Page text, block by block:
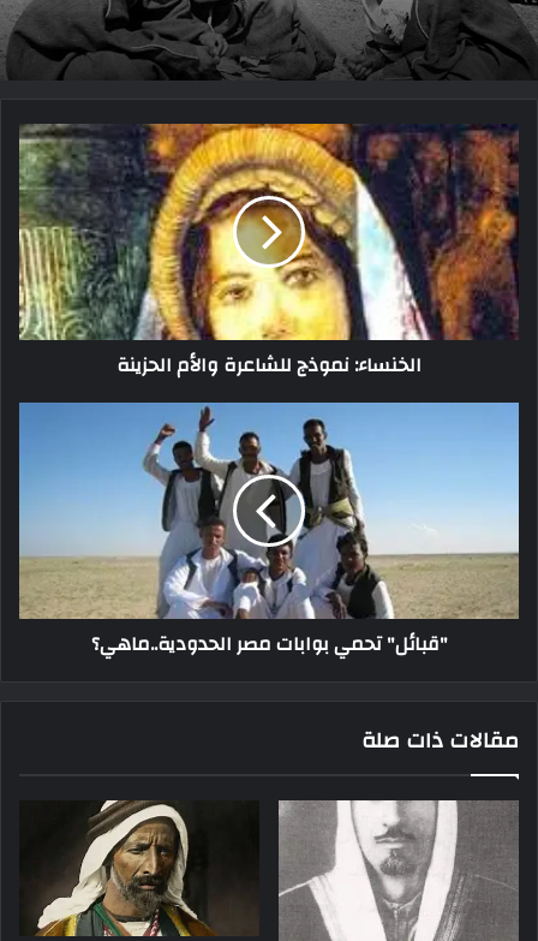
الخنساء: نموذج للشاعرة والأم الحزينة
"قبائل" تحمي بوابات مصر الحدودية..ماهي؟
مقالات ذات صلة